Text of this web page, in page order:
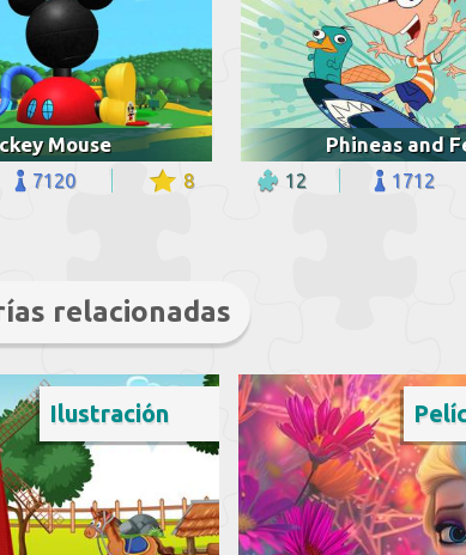
Mouse
7120 8
Phineas and
12 1712
relacionadas
Ilustración